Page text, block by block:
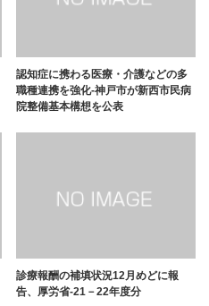
認知症に携わる医療・介護などの多
職種連携を強化-神戸市が新西市民病
院整備基本構想を公表
診療報酬の補填状況12月めどに報
告、厚労省-21－22年度分